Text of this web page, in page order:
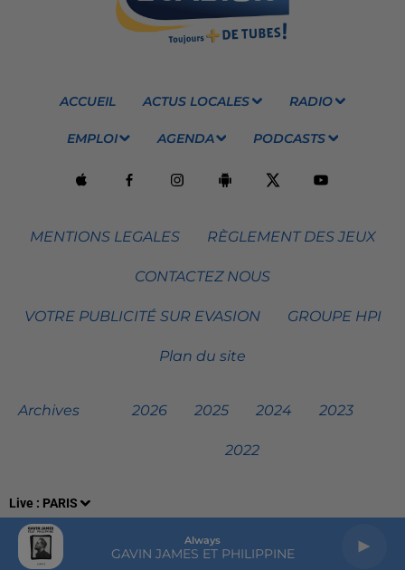
Live : PARIS
Always
GAVIN JAMES ET PHILIPPINE
ACCUEIL ACTUS LOCALES RADIO
EMPLOI AGENDA PODCASTS
MENTIONS LEGALES RÈGLEMENT DES JEUX
CONTACTEZ NOUS
VOTRE PUBLICITÉ SUR EVASION GROUPE HPI
Plan du site
Archives 2026 2025 2024 2023
2022